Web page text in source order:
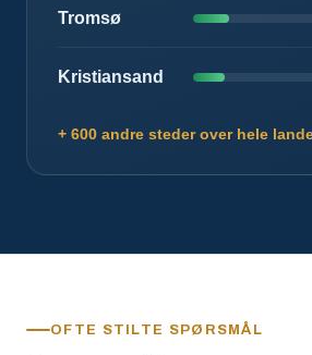
Tromsø
Kristiansand
+ 600 andre steder over hele
OFTE STILTE SPØRSMÅL